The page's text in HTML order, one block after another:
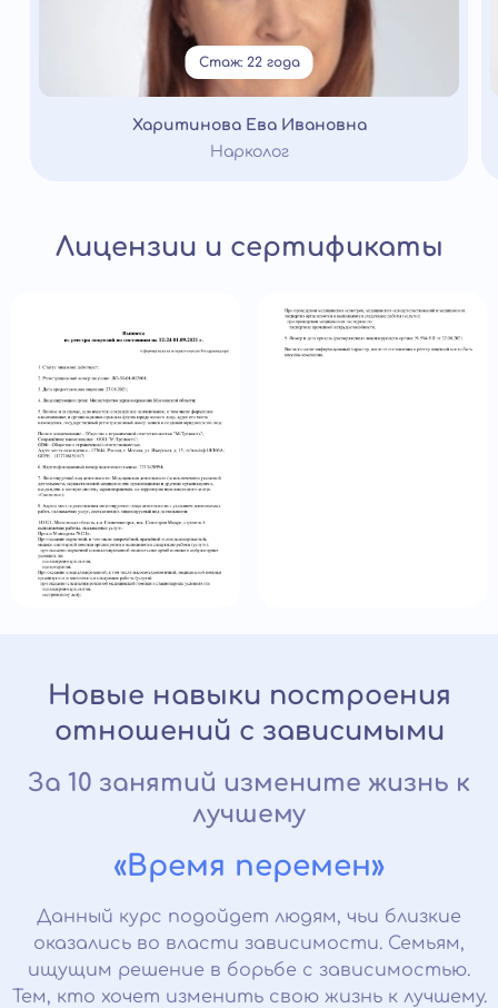
Стаж: 22 года
Харитинова Ева Ивановна
Нарколог
Лицензии и сертификаты
Новые навыки построения
отношений с зависимыми
За 10 занятий измените жизнь к
лучшему
«Время перемен»
Данный курс подойдет людям, чьи близкие
оказались во власти зависимости. Семьям,
ищущим решение в борьбе с зависимостью.
Тем, кто хочет изменить свою жизнь к лучшему.